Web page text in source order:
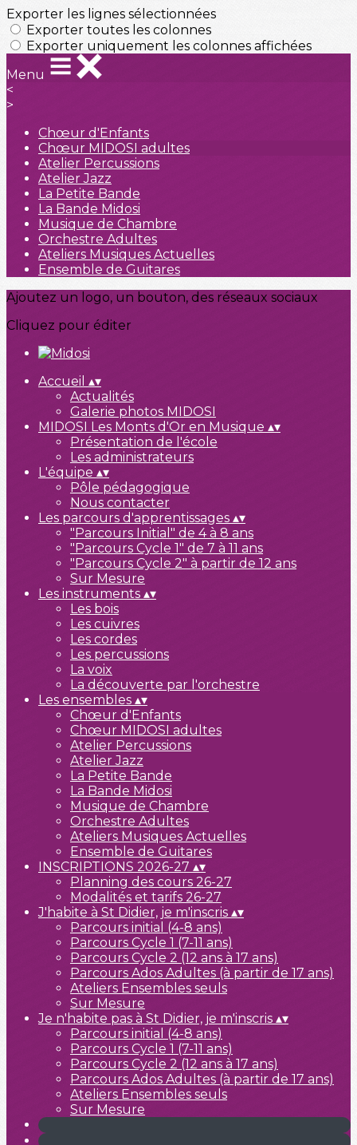
Exporter les lignes sélectionnées
Exporter toutes les colonnes
Exporter uniquement les colonnes affichées
Menu
<
>
Chœur d'Enfants
Chœur MIDOSI adultes
Atelier Percussions
Atelier Jazz
La Petite Bande
La Bande Midosi
Musique de Chambre
Orchestre Adultes
Ateliers Musiques Actuelles
Ensemble de Guitares
Ajoutez un logo, un bouton, des réseaux sociaux
Cliquez pour éditer
Accueil ▴▾
Actualités
Galerie photos MIDOSI
MIDOSI Les Monts d'Or en Musique ▴▾
Présentation de l'école
Les administrateurs
L'équipe ▴▾
Pôle pédagogique
Nous contacter
Les parcours d'apprentissages ▴▾
"Parcours Initial" de 4 à 8 ans
"Parcours Cycle 1" de 7 à 11 ans
"Parcours Cycle 2" à partir de 12 ans
Sur Mesure
Les instruments ▴▾
Les bois
Les cuivres
Les cordes
Les percussions
La voix
La découverte par l'orchestre
Les ensembles ▴▾
Chœur d'Enfants
Chœur MIDOSI adultes
Atelier Percussions
Atelier Jazz
La Petite Bande
La Bande Midosi
Musique de Chambre
Orchestre Adultes
Ateliers Musiques Actuelles
Ensemble de Guitares
INSCRIPTIONS 2026-27 ▴▾
Planning des cours 26-27
Modalités et tarifs 26-27
J'habite à St Didier, je m'inscris ▴▾
Parcours initial (4-8 ans)
Parcours Cycle 1 (7-11 ans)
Parcours Cycle 2 (12 ans à 17 ans)
Parcours Ados Adultes (à partir de 17 ans)
Ateliers Ensembles seuls
Sur Mesure
Je n'habite pas à St Didier, je m'inscris ▴▾
Parcours initial (4-8 ans)
Parcours Cycle 1 (7-11 ans)
Parcours Cycle 2 (12 ans à 17 ans)
Parcours Ados Adultes (à partir de 17 ans)
Ateliers Ensembles seuls
Sur Mesure